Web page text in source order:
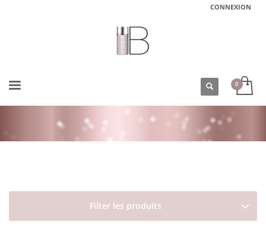
CONNEXION
Filter les produits